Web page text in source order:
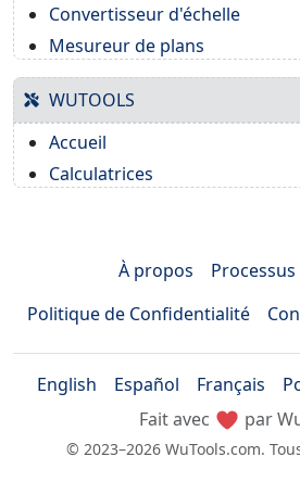
Convertisseur d'échelle
Mesureur de plans
WUTOOLS
Accueil
Calculatrices
À propos
Politique de Confidentialité
English Español Français
Fait avec
par
© 2023–2026 WuTools.com.